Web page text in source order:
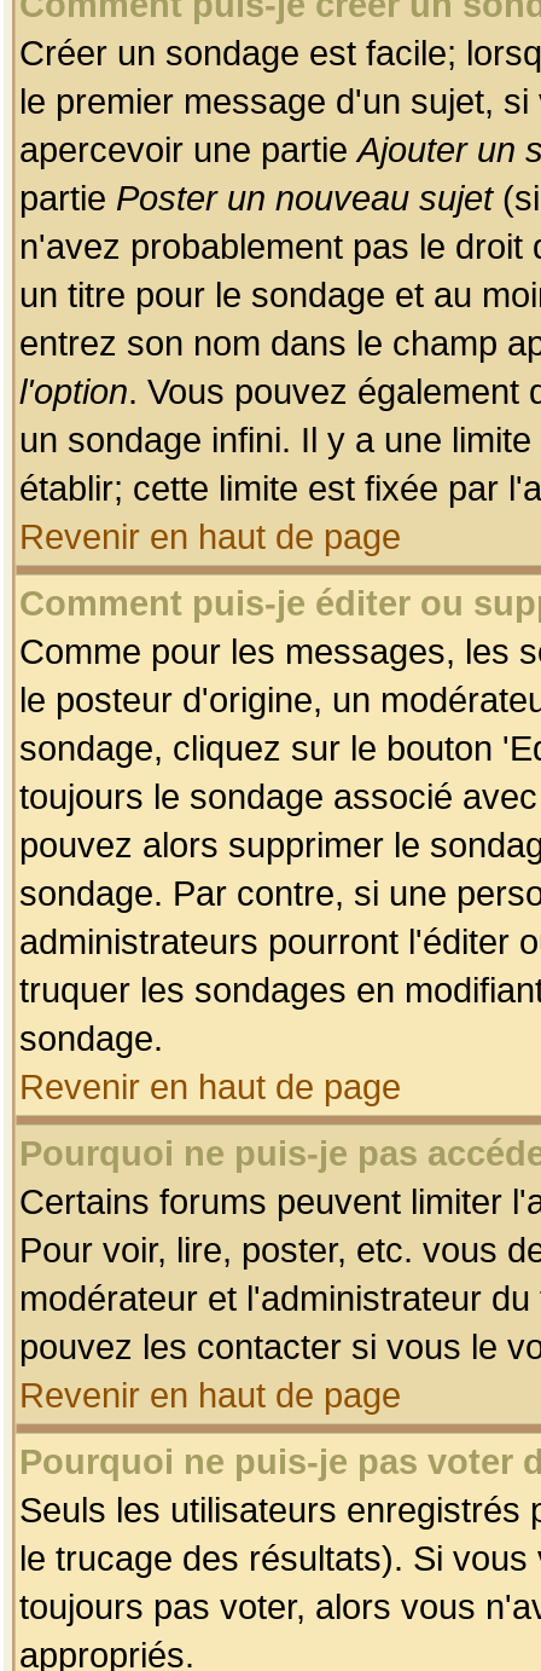
Créer un sondage est facile;
le premier message d'un sujet,
apercevoir une partieAjouter un
partie Poster un nouveau sujet(si
n'avez probablement pas le
un titre pour le sondage et au
entrez son nom dans le champ
l'option. Vous pouvez également
un sondage infini. Il y a une
établir; cette limite est fixée par
Revenir en haut de page
Comment puis-je éditer ou
Comme pour les messages, les
le posteur d'origine, un
sondage, cliquez sur le bouton
toujours le sondage associé
pouvez alors supprimer le
sondage. Par contre, si une
administrateurs pourront l'éditer
truquer les sondages en
sondage.
Revenir en haut de page
Pourquoi ne puis-je pas
Certains forums peuvent limiter
Pour voir, lire, poster, etc. vous
modérateur et l'administrateur
pouvez les contacter si vous le
Revenir en haut de page
Pourquoi ne puis-je pas voter
Seuls les utilisateurs enregistrés
le trucage des résultats). Si
toujours pas voter, alors vous
appropriés.